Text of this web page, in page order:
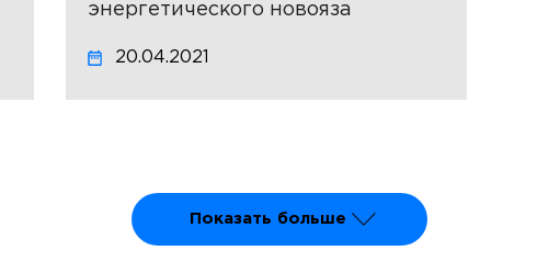
энергетического новояза
20.04.2021
Показать больше